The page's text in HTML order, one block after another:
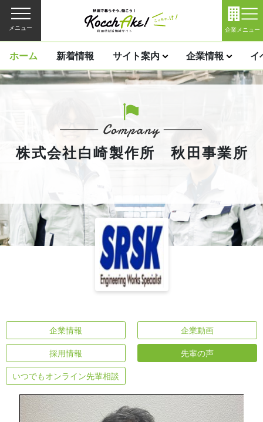
メニュー 企業メニュー
ホーム 新着情報 サイト案内 企業情報 イ
株式会社白崎製作所 秋田事業所
企業情報 企業動画
採用情報 先輩の声
いつでもオンライン先輩相談